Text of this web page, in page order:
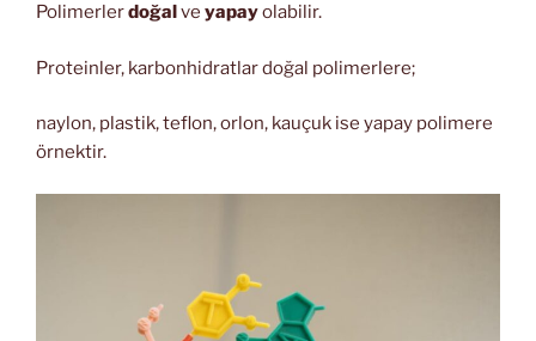
Polimerlerdoğal ve yapayolabilir.
Proteinler, karbonhidratlar doğal polimerlere;
naylon, plastik, teflon, orlon, kauçuk ise yapay polimere
örnektir.